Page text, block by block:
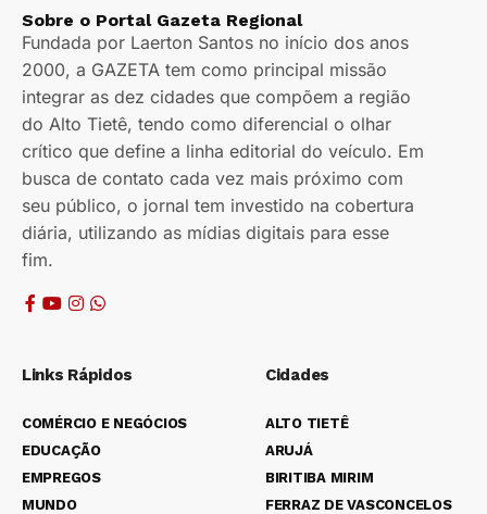
Sobre o Portal Gazeta Regional
Fundada por Laerton Santos no início dos anos
2000, a GAZETA tem como principal missão
integrar as dez cidades que compõem a região
do Alto Tietê, tendo como diferencial o olhar
crítico que define a linha editorial do veículo. Em
busca de contato cada vez mais próximo com
seu público, o jornal tem investido na cobertura
diária, utilizando as mídias digitais para esse
fim.
Links Rápidos
COMÉRCIO E NEGÓCIOS
EDUCAÇÃO
EMPREGOS
MUNDO
Cidades
ALTO TIETÊ
ARUJÁ
BIRITIBA MIRIM
FERRAZ DE VASCONCELOS